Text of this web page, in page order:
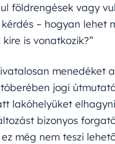
földrengések vagy
– hogyan
is vonatkozik?”
menedéket
jogi
lakóhelyüket
bizonyos
még nem teszi